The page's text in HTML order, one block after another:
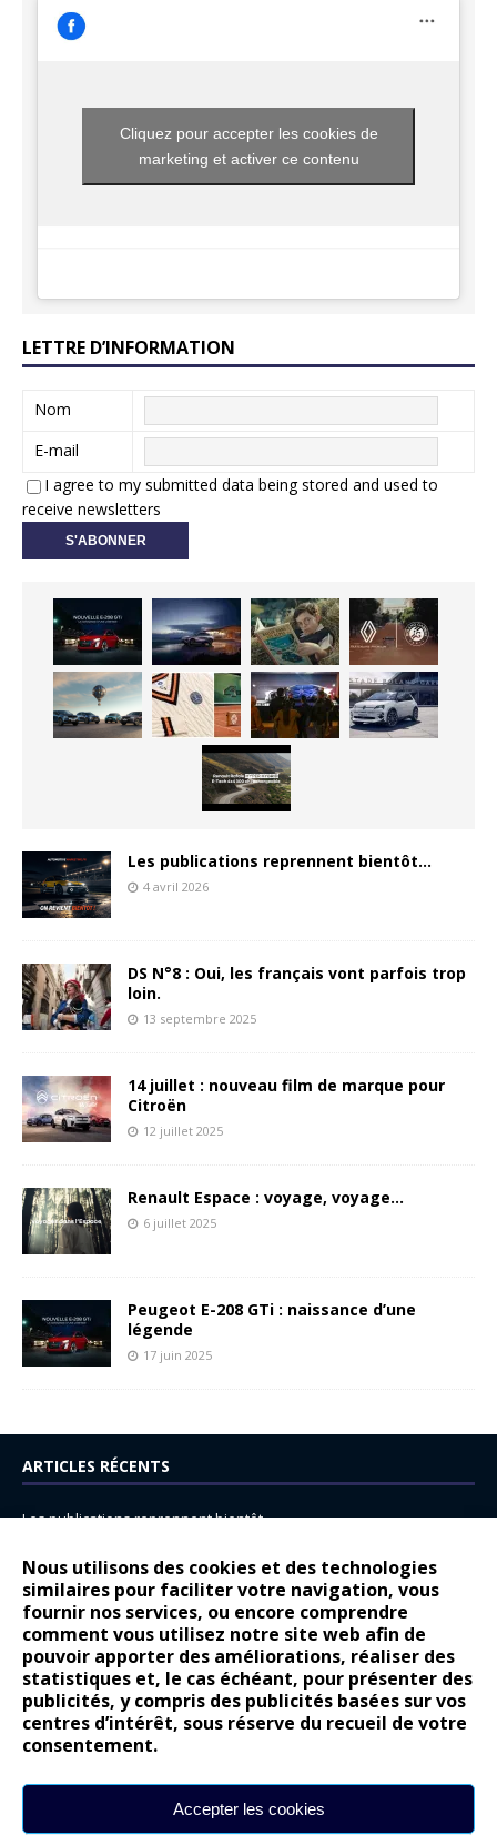
Nous utilisons des cookies et des technologies
similaires pour faciliter votre navigation, vous
fournir nos services, ou encore comprendre
comment vous utilisez notre site web afin de
pouvoir apporter des améliorations, réaliser des
statistiques et, le cas échéant, pour présenter des
publicités, y compris des publicités basées sur vos
centres d’intérêt, sous réserve du recueil de votre
consentement.
Accepter les cookies
Cliquez pour accepter les cookies de
marketing et activer ce contenu
LETTRE D’INFORMATION
Nom
E-mail
I agree to my submitted data being stored and used to
receive newsletters
Les publications reprennent bientôt…
4 avril 2026
DS N°8 : Oui, les français vont parfois trop
loin.
13 septembre 2025
14 juillet : nouveau film de marque pour
Citroën
12 juillet 2025
Renault Espace : voyage, voyage…
6 juillet 2025
Peugeot E-208 GTi : naissance d’une
légende
17 juin 2025
ARTICLES RÉCENTS
Les publications reprennent bientôt…
14 juillet : nouveau film de marque pour Citroën
Renault Espace : voyage, voyage…
Peugeot E-208 GTi : naissance d’une légende
COMMENTAIRES RÉCENTS
Bernard Dardartdans
Gilly
gyo